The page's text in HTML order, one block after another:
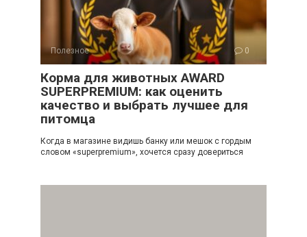
Полезное 0
Корма для животных AWARD
SUPERPREMIUM: как оценить
качество и выбрать лучшее для
питомца
Когда в магазине видишь банку или мешок с гордым
словом «superpremium», хочется сразу довериться